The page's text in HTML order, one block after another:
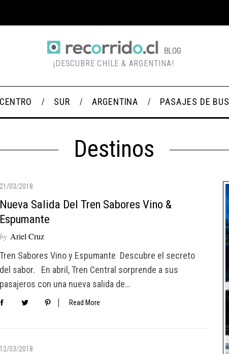
¡DESCUBRE CHILE & ARGENTINA!
CENTRO SUR ARGENTINA PASAJES DE BUS
Destinos
21/03/2018
Nueva Salida Del Tren Sabores Vino &
Espumante
by Ariel Cruz
Tren Sabores Vino y Espumante Descubre el secreto
del sabor. En abril, Tren Central sorprende a sus
pasajeros con una nueva salida de…
Read More
12/03/2018